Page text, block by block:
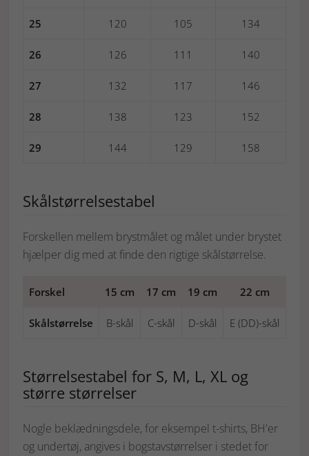
25 120 105 134
26 126 111 140
27 132 117 146
28 138 123 152
29 144 129 158
Skålstørrelsestabel
Forskellen mellem brystmålet og målet under brystet
hjælper dig med at finde den rigtige skålstørrelse.
Forskel 15 cm 17 cm 19 cm 22 cm
Skålstørrelse B-skål C-skål D-skål E (DD)-skål
Størrelsestabel for S, M, L, XL og
større størrelser
Nogle beklædningsdele, for eksempel t-shirts, BH'er
og undertøj, angives i bogstavstørrelser i stedet for